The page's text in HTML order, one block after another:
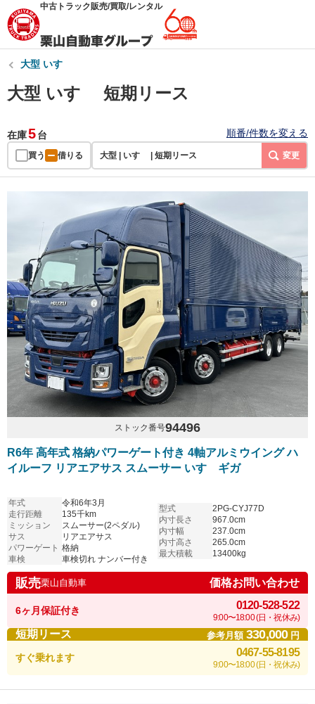
中古トラック販売/買取/レンタル
大型 いすゞ
大型 いすゞ 短期リース
在庫5台 順番/件数を変える
買う 借りる 大型 | いすゞ | 短期リース 変更
ストック番号94496
R6年 高年式 格納パワーゲート付き 4軸アルミウイング ハ
イルーフ リアエアサス スムーサー いすゞギガ
年式
令和6年3月
走行距離
135千km
ミッション
スムーサー(2ペダル)
サス
リアエアサス
パワーゲート 格納
車検
車検切れ ナンバー付き
型式
2PG-CYJ77D
内寸長さ
967.0cm
内寸幅
237.0cm
内寸高さ
265.0cm
最大積載
13400kg
販売栗山自動車 価格お問い合わせ
6ヶ月保証付き 0120-528-522
9:00〜18:00 (日・祝休み)
短期リース 参考月額330,000円
すぐ乗れます 0467-55-8195
9:00〜18:00 (日・祝休み)